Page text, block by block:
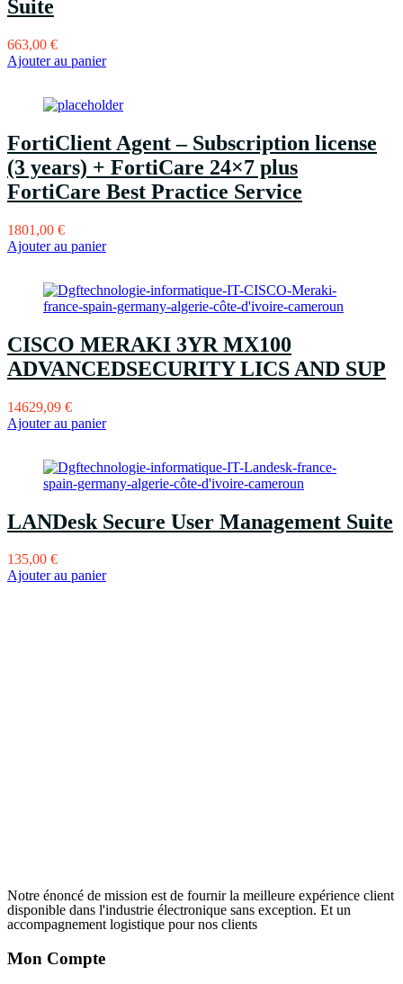
Suite
663,00 €
Ajouter au panier
FortiClient Agent – Subscription license
(3 years) + FortiCare 24×7 plus
FortiCare Best Practice Service
1801,00 €
Ajouter au panier
CISCO MERAKI 3YR MX100
ADVANCEDSECURITY LICS AND SUP
14629,09 €
Ajouter au panier
LANDesk Secure User Management Suite
135,00 €
Ajouter au panier
Notre énoncé de mission est de fournir la meilleure expérience client
disponible dans l'industrie électronique sans exception. Et un
accompagnement logistique pour nos clients
Mon Compte